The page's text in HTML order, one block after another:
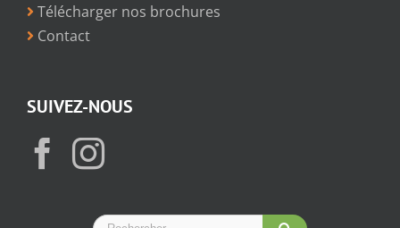
Télécharger nos brochures
Contact
SUIVEZ-NOUS